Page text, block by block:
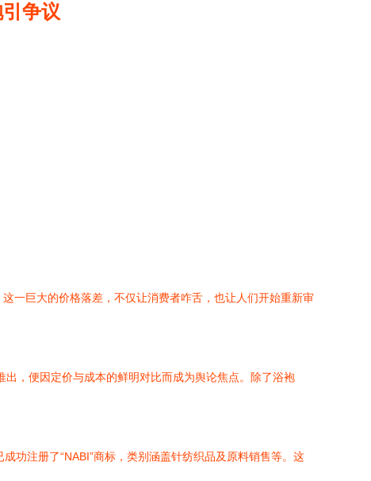
争议
一巨大的价格落差，不仅让消费者咋舌，也让人们开始重新审
，便因定价与成本的鲜明对比而成为舆论焦点。除了浴袍
功注册了“NABI”商标，类别涵盖针纺织品及原料销售等。这